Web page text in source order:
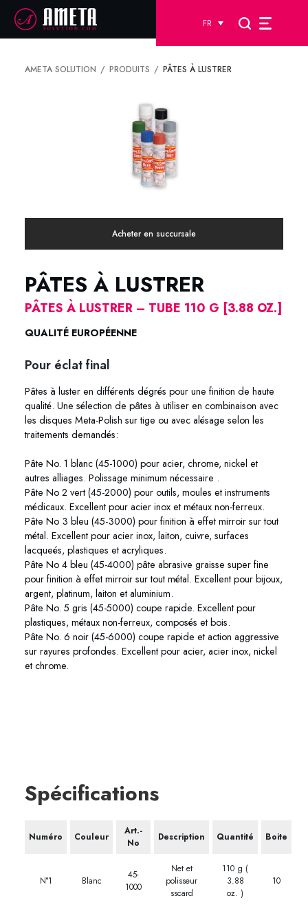
FR
AMETA SOLUTION PRODUITS PÂTES À LUSTRER
Acheter en succursale
PÂTES À LUSTRER
PÂTES À LUSTRER – TUBE 110 G [3.88 OZ.]
QUALITÉ EUROPÉENNE
Pour éclat final
Pâtes à luster en différents dégrés pour une finition de haute
qualité. Une sélection de pâtes à utiliser en combinaison avec
les disques Meta-Polish sur tige ou avec alésage selon les
traitements demandés:
Pâte No. 1 blanc (45-1000) pour acier, chrome, nickel et
autres alliages. Polissage minimum nécessaire .
Pâte No 2 vert (45-2000) pour outils, moules et instruments
médicaux. Excellent pour acier inox et métaux non-ferreux.
Pâte No 3 bleu (45-3000) pour finition à effet mirroir sur tout
métal. Excellent pour acier inox, laiton, cuivre, surfaces
lacqueés, plastiques et acryliques.
Pâte No 4 bleu (45-4000) pâte abrasive graisse super fine
pour finition à effet mirroir sur tout métal. Excellent pour bijoux,
argent, platinum, laiton et aluminium.
Pâte No. 5 gris (45-5000) coupe rapide. Excellent pour
plastiques, métaux non-ferreux, composés et bois.
Pâte No. 6 noir (45-6000) coupe rapide et action aggressive
sur rayures profondes. Excellent pour acier, acier inox, nickel
et chrome.
Spécifications
Numéro Couleur
Art.-
No
Description Quantité Boite
N°1 Blanc
45-
1000
Net et
polisseur
sscard
110 g (
3.88
oz. )
10